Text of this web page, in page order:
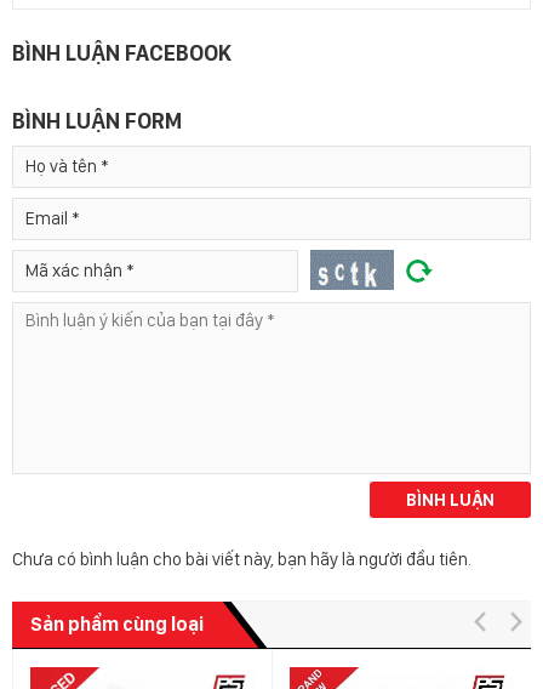
BÌNH LUẬN FACEBOOK
BÌNH LUẬN FORM
BÌNH LUẬN
Chưa có bình luận cho bài viết này, bạn hãy là người đầu tiên.
Sản phẩm cùng loại